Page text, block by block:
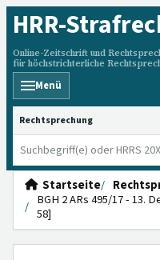
HRR-
Online-Zeitschrift und
für höchstrichterliche
Menü
HRRS durchsuchen
Startseite
BGH 2 ARs 495/17 - 13.
58]